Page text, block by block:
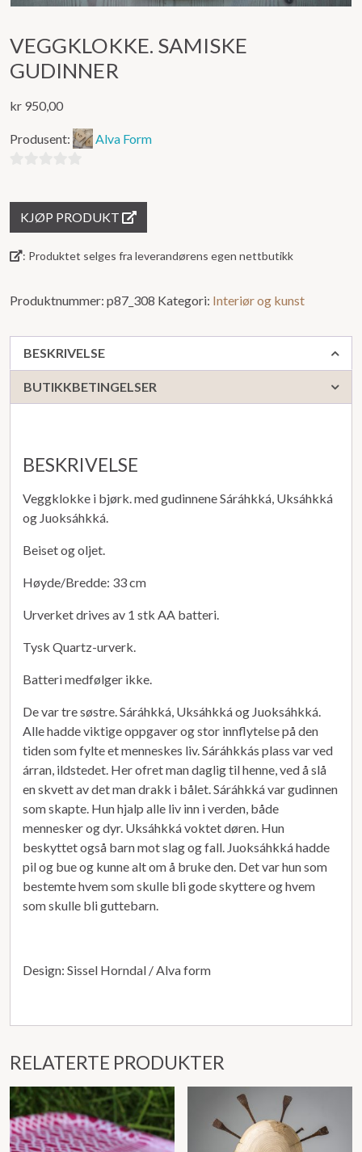
VEGGKLOKKE. SAMISKE
GUDINNER
kr 950,00
Produsent: Alva Form
KJØP PRODUKT
: Produktet selges fra leverandørens egen nettbutikk
Produktnummer: p87_308 Kategori: Interiør og kunst
BESKRIVELSE
BUTIKKBETINGELSER
BESKRIVELSE
Veggklokke i bjørk. med gudinnene Sáráhkká, Uksáhkká
og Juoksáhkká.
Beiset og oljet.
Høyde/Bredde: 33 cm
Urverket drives av 1 stk AA batteri.
Tysk Quartz-urverk.
Batteri medfølger ikke.
De var tre søstre. Sáráhkká, Uksáhkká og Juoksáhkká.
Alle hadde viktige oppgaver og stor innflytelse på den
tiden som fylte et menneskes liv. Sáráhkkás plass var ved
árran, ildstedet. Her ofret man daglig til henne, ved å slå
en skvett av det man drakk i bålet. Sáráhkká var gudinnen
som skapte. Hun hjalp alle liv inn i verden, både
mennesker og dyr. Uksáhkká voktet døren. Hun
beskyttet også barn mot slag og fall. Juoksáhkká hadde
pil og bue og kunne alt om å bruke den. Det var hun som
bestemte hvem som skulle bli gode skyttere og hvem
som skulle bli guttebarn.
Design: Sissel Horndal / Alva form
RELATERTE PRODUKTER